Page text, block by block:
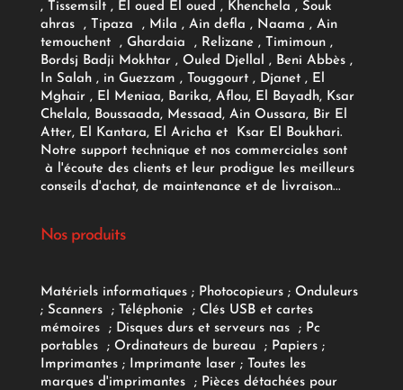
, Tissemsilt , El oued El oued , Khenchela , Souk
ahras , Tipaza , Mila , Ain defla , Naama , Ain
temouchent , Ghardaia , Relizane , Timimoun ,
Bordsj Badji Mokhtar , Ouled Djellal , Beni Abbès ,
In Salah , in Guezzam , Touggourt , Djanet , El
Mghair , El Meniaa, Barika, Aflou, El Bayadh, Ksar
Chelala, Boussaada, Messaad, Ain Oussara, Bir El
Atter, El Kantara, El Aricha et Ksar El Boukhari.
Notre support technique et nos commerciales sont
à l'écoute des clients et leur prodigue les meilleurs
conseils d'achat, de maintenance et de livraison...
Nos produits
Matériels informatiques; Photocopieurs; Onduleurs
; Scanners ; Téléphonie ; Clés USB et cartes
mémoires
; Disques durs et serveurs nas ; Pc
portables
; Ordinateurs de bureau ; Papiers;
Imprimantes;Imprimante laser; Toutes les
marques d'imprimantes
; Pièces détachées pour